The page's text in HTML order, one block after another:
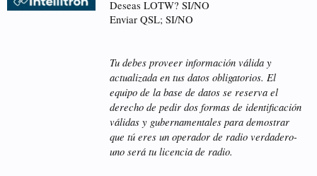
Deseas LOTW? SI/NO
Enviar QSL; SI/NO
Tu debes proveer información válida y
actualizada en tus datos obligatorios. El
equipo de la base de datos se reserva el
derecho de pedir dos formas de identificación
válidas y gubernamentales para demostrar
que tú eres un operador de radio verdadero-
uno será tu licencia de radio.